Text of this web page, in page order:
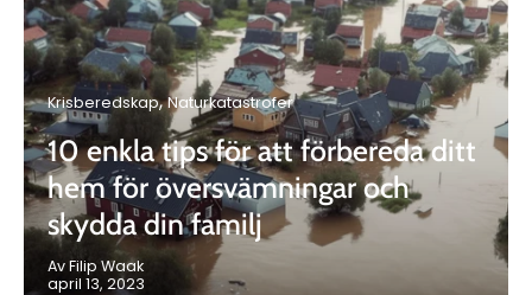
Krisberedskap Naturkatastrofer
10 enkla tips för att förbereda ditt
hem för översvämningar och
skydda din familj
Av Filip Waak
april 13, 2023